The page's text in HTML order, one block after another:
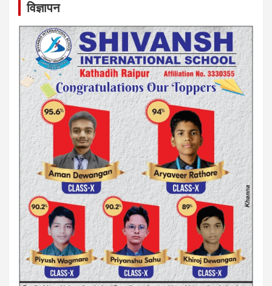
विज्ञापन